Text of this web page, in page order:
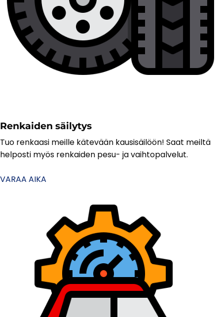
Renkaiden säilytys
Tuo renkaasi meille kätevään kausisäilöön! Saat meiltä
helposti myös renkaiden pesu- ja vaihtopalvelut.
VARAA AIKA